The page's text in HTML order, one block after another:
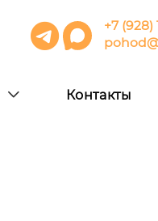
+7 (928)
Контакты